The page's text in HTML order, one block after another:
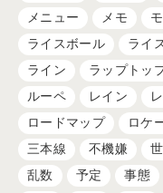
メニュー
メモ
ライスボール
ライ
ライン
ラップトッ
ルーペ
レイン
ロードマップ
ロケ
三本線
不機嫌
乱数
予定 事態